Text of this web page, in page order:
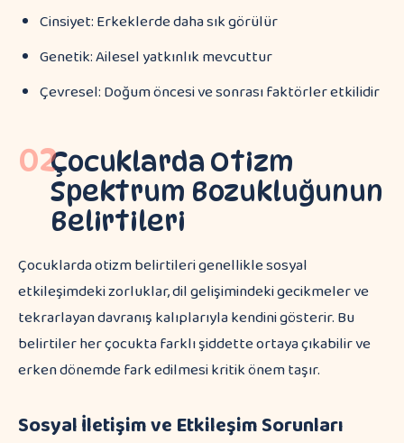
Cinsiyet: Erkeklerde daha sık görülür
Genetik: Ailesel yatkınlık mevcuttur
Çevresel: Doğum öncesi ve sonrası faktörler etkilidir
02Çocuklarda Otizm
Spektrum Bozukluğunun
Belirtileri
Çocuklarda otizm belirtileri genellikle sosyal
etkileşimdeki zorluklar, dil gelişimindeki gecikmeler ve
tekrarlayan davranış kalıplarıyla kendini gösterir. Bu
belirtiler her çocukta farklı şiddette ortaya çıkabilir ve
erken dönemde fark edilmesi kritik önem taşır.
Sosyal İletişim ve Etkileşim Sorunları